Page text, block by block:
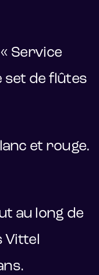
Service
set de flûtes
et rouge.
au long de
Vittel